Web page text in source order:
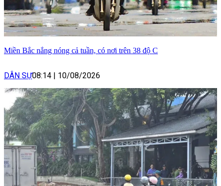
Miền Bắc nắng nóng cả tuần, có nơi trên 38 độ C
DÂN SỰ08:14 10/08/2026